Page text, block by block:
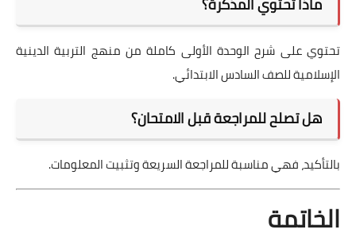
تحتوي على شرح الوحدة الأولى كاملة من منهج التربية الدينية
الإسلامية للصف السادس الابتدائي.
هل تصلح للمراجعة قبل الامتحان؟
بالتأكيد، فهي مناسبة للمراجعة السريعة وتثبيت المعلومات.
الخاتمة